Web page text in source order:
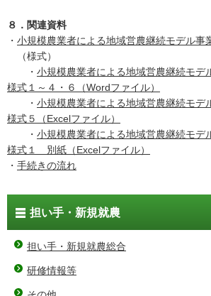
８．関連資料
・ 小規模農業者による地域営農継続モデル事
（様式）
・ 小規模農業者による地域営農継続モ
様式１～４・６（Wordファイル）
・ 小規模農業者による地域営農継続モ
様式５（Excelファイル）
・ 小規模農業者による地域営農継続モ
様式１ 別紙（Excelファイル）
・ 手続きの流れ
担い手・新規就農
担い手・新規就農総合
研修情報等